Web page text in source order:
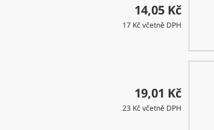
14,05 Kč
17 Kč včetně DPH
19,01 Kč
23 Kč včetně DPH